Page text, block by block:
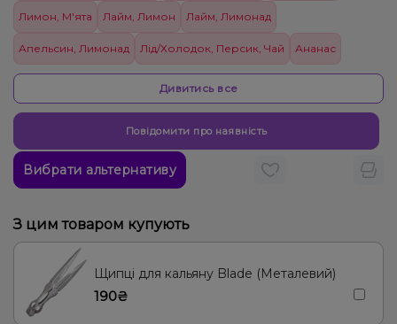
Лимон, М'ята Лайм, Лимон Лайм, Лимонад
Апельсин, Лимонад Лід/Холодок, Персик, Чай Ананас
Вишня/Черешня, Прянощі/Спеції
Ваніль, Лимон, Мармелад Ожина, Прянощі/Спеції
Персик
Ананас, Манго, Маракуя, Папая, Пітайя/Драконій фрукт
Ялинка, Прянощі/Спеції, Чай
Дивитись все
Повідомити про наявність
Вибрати альтернативу
З цим товаром купують
Щипці для кальяну Blade (Металевий)
190₴